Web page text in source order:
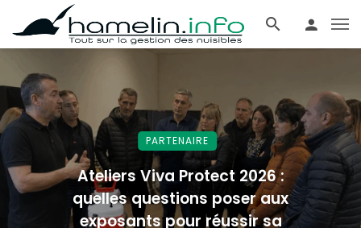
PARTENAIRE
Ateliers Viva Protect 2026 :
quelles questions poser aux
exposants pour réussir sa